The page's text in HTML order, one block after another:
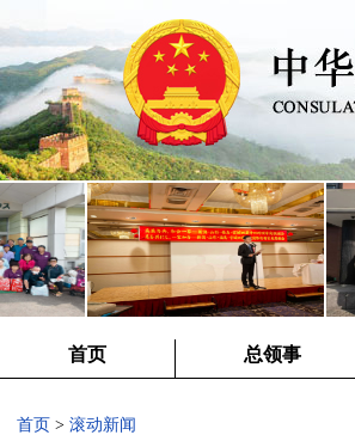
首页 总领事
首页 > 滚动新闻